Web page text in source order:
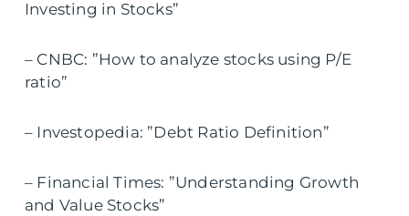
Investing in Stocks”
– CNBC: ”How to analyze stocks using P/E
ratio”
– Investopedia: ”Debt Ratio Definition”
– Financial Times: ”Understanding Growth
and Value Stocks”